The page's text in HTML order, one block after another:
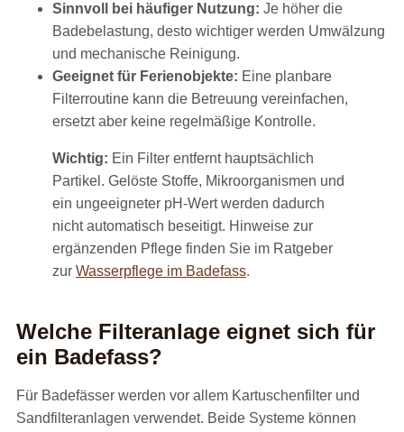
Sinnvoll bei häufiger Nutzung: Je höher die
Badebelastung, desto wichtiger werden Umwälzung
und mechanische Reinigung.
Geeignet für Ferienobjekte: Eine planbare
Filterroutine kann die Betreuung vereinfachen,
ersetzt aber keine regelmäßige Kontrolle.
Wichtig: Ein Filter entfernt hauptsächlich
Partikel. Gelöste Stoffe, Mikroorganismen und
ein ungeeigneter pH-Wert werden dadurch
nicht automatisch beseitigt. Hinweise zur
ergänzenden Pflege finden Sie im Ratgeber
zur Wasserpflege im Badefass.
Welche Filteranlage eignet sich für
ein Badefass?
Für Badefässer werden vor allem Kartuschenfilter und
Sandfilteranlagen verwendet. Beide Systeme können